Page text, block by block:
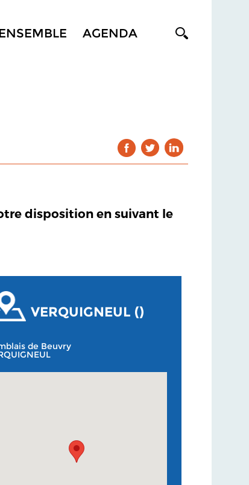
AGENDA
disposition en suivant le
VERQUIGNEUL ()
de Beuvry